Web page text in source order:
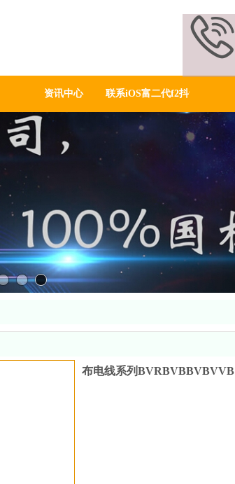
资讯中心 联系iOS富二代f2抖音
布电线系列BVRBVBBVBVVB